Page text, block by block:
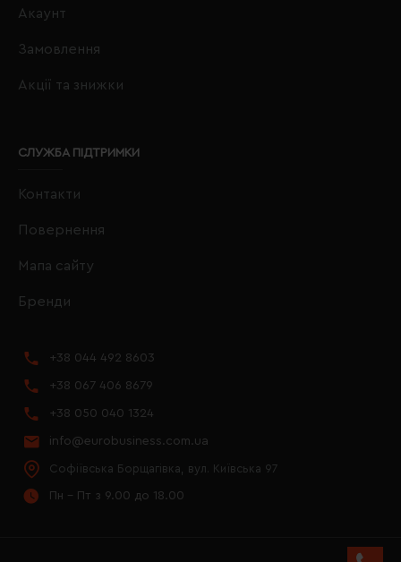
Акаунт
Замовлення
Акції та знижки
СЛУЖБА ПІДТРИМКИ
Контакти
Повернення
Мапа сайту
Бренди
+38 044 492 8603
+38 067 406 8679
+38 050 040 1324
info@eurobusiness.com.ua
Софіївська Борщагівка, вул. Київська 97
Пн - Пт з 9.00 до 18.00